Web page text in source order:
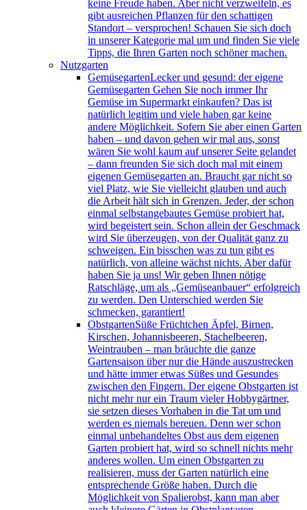
keine Freude haben. Aber nicht verzweifeln, es
gibt ausreichen Pflanzen für den schattigen
Standort – versprochen! Schauen Sie sich doch
in unserer Kategorie mal um und finden Sie viele
Tipps, die Ihren Garten noch schöner machen.
Nutzgarten
GemüsegartenLecker und gesund: der eigene
Gemüsegarten Gehen Sie noch immer Ihr
Gemüse im Supermarkt einkaufen? Das ist
natürlich legitim und viele haben gar keine
andere Möglichkeit. Sofern Sie aber einen Garten
haben – und davon gehen wir mal aus, sonst
wären Sie wohl kaum auf unserer Seite gelandet
– dann freunden Sie sich doch mal mit einem
eigenen Gemüsegarten an. Braucht gar nicht so
viel Platz, wie Sie vielleicht glauben und auch
die Arbeit hält sich in Grenzen. Jeder, der schon
einmal selbstangebautes Gemüse probiert hat,
wird begeistert sein. Schon allein der Geschmack
wird Sie überzeugen, von der Qualität ganz zu
schweigen. Ein bisschen was zu tun gibt es
natürlich, von alleine wächst nichts. Aber dafür
haben Sie ja uns! Wir geben Ihnen nötige
Ratschläge, um als „Gemüseanbauer“ erfolgreich
zu werden. Den Unterschied werden Sie
schmecken, garantiert!
ObstgartenSüße Früchtchen Äpfel, Birnen,
Kirschen, Johannisbeeren, Stachelbeeren,
Weintrauben – man bräuchte die ganze
Gartensaison über nur die Hände auszustrecken
und hätte immer etwas Süßes und Gesundes
zwischen den Fingern. Der eigene Obstgarten ist
nicht mehr nur ein Traum vieler Hobbygärtner,
sie setzen dieses Vorhaben in die Tat um und
werden es niemals bereuen. Denn wer schon
einmal unbehandeltes Obst aus dem eigenen
Garten probiert hat, wird so schnell nichts mehr
anderes wollen. Um einen Obstgarten zu
realisieren, muss der Garten natürlich eine
entsprechende Größe haben. Durch die
Möglichkeit von Spalierobst, kann man aber